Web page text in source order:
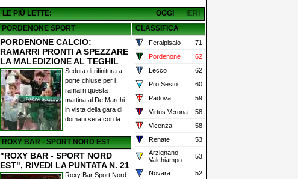
LE PIÙ LETTE: IERI
OGGI
PORDENONE SPORT
PORDENONE CALCIO:
RAMARRI PRONTI A SPEZZARE
LA MALEDIZIONE AL TEGHIL
Seduta di rifinitura a
porte chiuse per i
ramarri questa
mattina al De Marchi
in vista della gara di
domani sera con la...
ROXY BAR - SPORT NORD EST
"ROXY BAR - SPORT NORD
EST", RIVEDI LA PUNTATA N. 21
Roxy Bar Sport Nord
CLASSIFICA
Feralpisalò
71
Pordenone
62
Lecco
62
Pro Sesto
60
Padova
59
Virtus Verona
58
Vicenza
58
Renate
53
Arzignano
Valchiampo
53
Novara
52